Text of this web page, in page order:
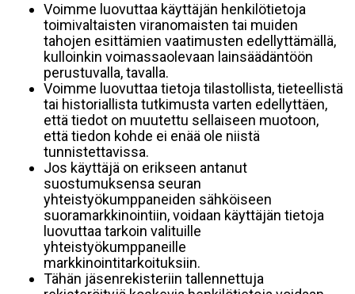
Voimme luovuttaa käyttäjän henkilötietoja
toimivaltaisten viranomaisten tai muiden
tahojen esittämien vaatimusten edellyttämällä,
kulloinkin voimassaolevaan lainsäädäntöön
perustuvalla, tavalla.
Voimme luovuttaa tietoja tilastollista, tieteellistä
tai historiallista tutkimusta varten edellyttäen,
että tiedot on muutettu sellaiseen muotoon,
että tiedon kohde ei enää ole niistä
tunnistettavissa.
Jos käyttäjä on erikseen antanut
suostumuksensa seuran
yhteistyökumppaneiden sähköiseen
suoramarkkinointiin, voidaan käyttäjän tietoja
luovuttaa tarkoin valituille
yhteistyökumppaneille
markkinointitarkoituksiin.
Tähän jäsenrekisteriin tallennettuja